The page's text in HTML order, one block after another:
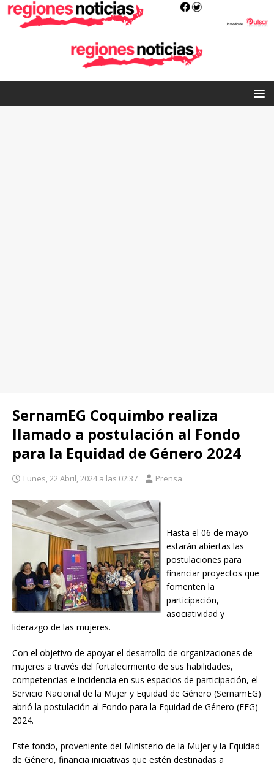
SernamEG Coquimbo realiza
llamado a postulación al Fondo
para la Equidad de Género 2024
Lunes, 22 Abril, 2024 a las 02:37 Prensa
Hasta el 06 de mayo
estarán abiertas las
postulaciones para
financiar proyectos que
fomenten la
participación,
asociatividad y
liderazgo de las mujeres.
Con el objetivo de apoyar el desarrollo de organizaciones de
mujeres a través del fortalecimiento de sus habilidades,
competencias e incidencia en sus espacios de participación, el
Servicio Nacional de la Mujer y Equidad de Género (SernamEG)
abrió la postulación al Fondo para la Equidad de Género (FEG)
2024.
Este fondo, proveniente del Ministerio de la Mujer y la Equidad
de Género, financia iniciativas que estén destinadas a